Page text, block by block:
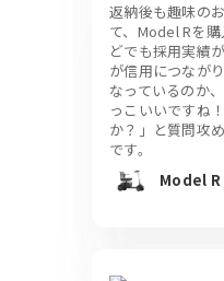
返納後も趣味の
て、Model Rを
どでも採用実績
が信用につなが
なっているのか
っこいいですね
か？」と質問攻
です。
Model R